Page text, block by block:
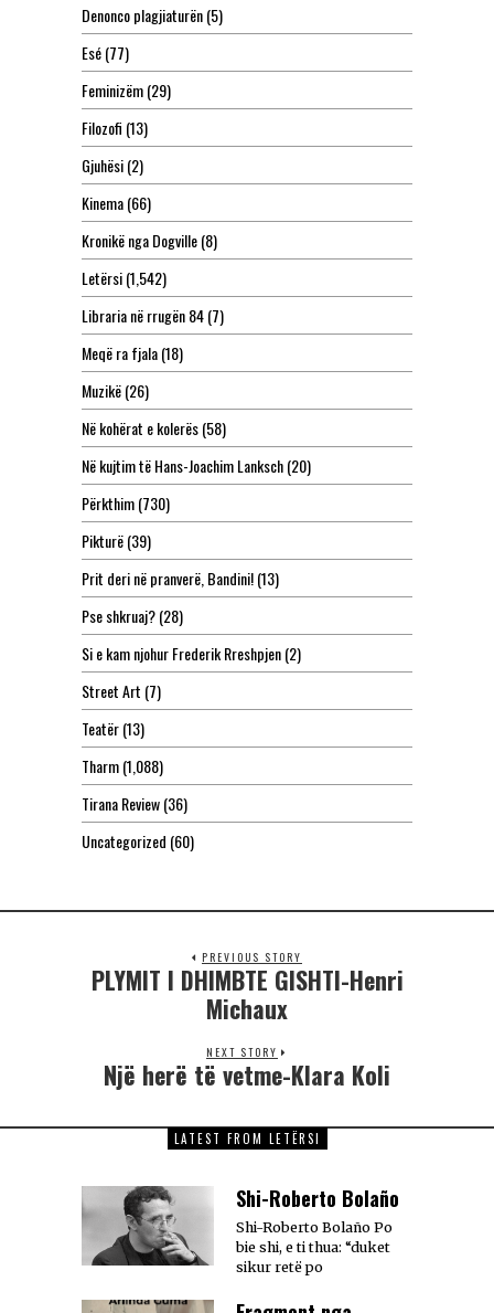
Denonco plagjiaturën(5)
Esé(77)
Feminizëm(29)
Filozofi (13)
Gjuhësi(2)
Kinema(66)
Kronikë nga Dogville(8)
Letërsi(1,542)
Libraria në rrugën 84(7)
Meqë ra fjala(18)
Muzikë(26)
Në kohërat e kolerës(58)
Në kujtim të Hans-Joachim Lanksch(20)
Përkthim(730)
Pikturë(39)
Prit deri në pranverë, Bandini!(13)
Pse shkruaj?(28)
Si e kam njohur Frederik Rreshpjen(2)
Street Art (7)
Teatër(13)
Tharm(1,088)
Tirana Review(36)
Uncategorized (60)
PREVIOUS STORY
PLYMIT I DHIMBTE GISHTI-Henri
Michaux
NEXT STORY
Një herë të vetme-Klara Koli
LATEST FROM LETËRSI
Shi-Roberto Bolaño
Shi-Roberto Bolaño Po
bie shi, e ti thua: “duket
sikur retë po